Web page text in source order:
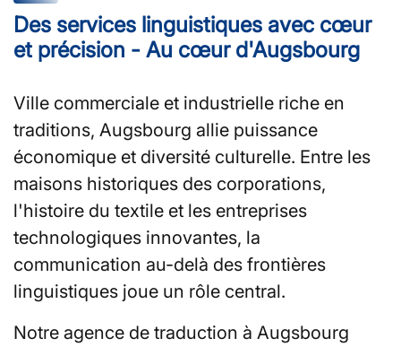
Des services linguistiques avec cœur
et précision - Au cœur d'Augsbourg
Ville commerciale et industrielle riche en
traditions, Augsbourg allie puissance
économique et diversité culturelle. Entre les
maisons historiques des corporations,
l'histoire du textile et les entreprises
technologiques innovantes, la
communication au-delà des frontières
linguistiques joue un rôle central.
Notre agence de traduction à Augsbourg